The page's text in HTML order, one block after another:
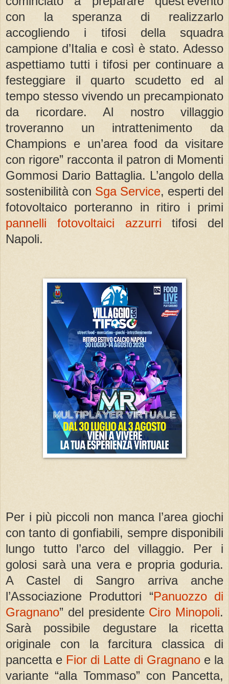
con la speranza di realizzarlo
accogliendo i tifosi della squadra
campione d’Italia e così è stato. Adesso
aspettiamo tutti i tifosi per continuare a
festeggiare il quarto scudetto ed al
tempo stesso vivendo un precampionato
da ricordare. Al nostro villaggio
troveranno un intrattenimento da
Champions e un’area food da visitare
con rigore” racconta il patron di Momenti
Gommosi Dario Battaglia. L’angolo della
sostenibilità con Sga Service, esperti del
fotovoltaico porteranno in ritiro i primi
pannelli fotovoltaici azzurri tifosi del
Napoli.
Per i più piccoli non manca l’area giochi
con tanto di gonfiabili, sempre disponibili
lungo tutto l’arco del villaggio. Per i
golosi sarà una vera e propria goduria.
A Castel di Sangro arriva anche
l’Associazione Produttori “Panuozzo di
Gragnano” del presidente Ciro Minopoli.
Sarà possibile degustare la ricetta
originale con la farcitura classica di
pancetta e Fior di Latte di Gragnano e la
variante “alla Tommaso” con Pancetta,